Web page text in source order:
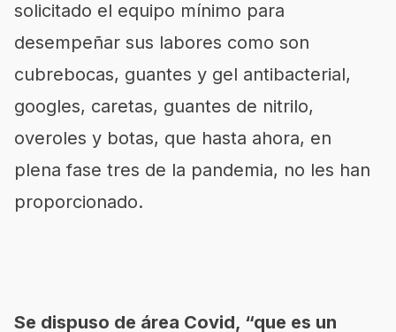
solicitado el equipo mínimo para
desempeñar sus labores como son
cubrebocas, guantes y gel antibacterial,
googles, caretas, guantes de nitrilo,
overoles y botas, que hasta ahora, en
plena fase tres de la pandemia, no les han
proporcionado.
Se dispuso de área Covid, “que es un